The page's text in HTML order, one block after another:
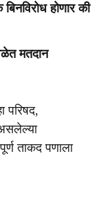
होणार की
मतदान
परिषद,
ताकद पणाला